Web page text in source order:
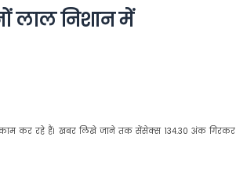
लाल निशान में
कर रहे हैं। खबर लिखे जाने तक सेंसेक्स 134.30 अंक गिरकर